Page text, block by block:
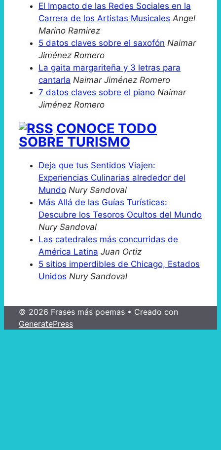
El Impacto de las Redes Sociales en la
Carrera de los Artistas Musicales Angel
Marino Ramirez
5 datos claves sobre el saxofón Naimar
Jiménez Romero
La gaita margariteña y 3 letras para
cantarla Naimar Jiménez Romero
7 datos claves sobre el piano Naimar
Jiménez Romero
CONOCE TODO
SOBRE TURISMO
Deja que tus Sentidos Viajen:
Experiencias Culinarias alrededor del
Mundo Nury Sandoval
Más Allá de las Guías Turísticas:
Descubre los Tesoros Ocultos del Mundo
Nury Sandoval
Las catedrales más concurridas de
América Latina Juan Ortiz
5 sitios imperdibles de Chicago, Estados
Unidos Nury Sandoval
© 2026 Frases más poemas • Creado con
GeneratePress